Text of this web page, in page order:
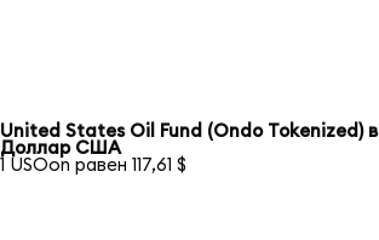
United States Oil Fund (Ondo Tokenized) в
Доллар США
1 USOon равен 117,61 $